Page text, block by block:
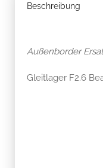
Beschreibung
Außenborder
Gleitlager F2.6